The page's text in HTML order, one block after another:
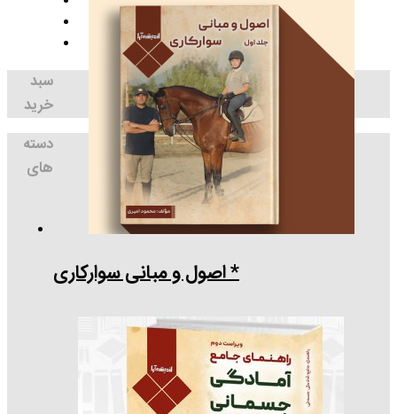
* اصول و مبانی سوارکاری
سبد
خرید
دسته
های